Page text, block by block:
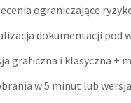
ograniczające
dokumentacji pod
graficzna i klasyczna +
w 5 minut lub